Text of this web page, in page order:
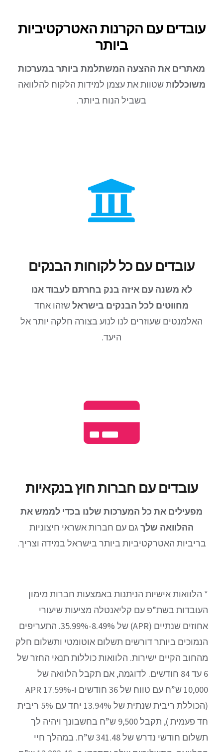
עובדים עם הקרנות האטרקטיביות
ביותר
מאתרים את ההצעה המשתלמת ביותר במערכות
משוכללות שטוות את עצמן למידות הלקוח להלוואה
בשביל הנוח ביותר.
עובדים עם כל לקוחות הבנקים
לא משנה עם איזה בנק בחרתם לעבוד אנו
מחווטים לכל הבנקים בישראלשזהו אחד
האלמנטים שעוזרים לנו לנוע בצורה חלקה יותר אל
היעד.
עובדים עם חברות חוץ בנקאיות
מפעילים את כל המערכות שלנו בכדי לממש את
ההלוואה שלך גם עם חברות אשראי חיצוניות
בריביות האטרקטיביות ביותר בישראל במידה וצריך.
* הלוואות אישיות הניתנות באמצעות חברות מימון
העובדות בשת”פ עם קליאנטלה מציעות שיעורי
אחוזים שנתיים (APR) של 8.49%-35.99%. התעריפים
הנמוכים ביותר דורשים תשלום אוטומטי ותשלום חלק
מהחוב הקיים ישירות. הלוואות כוללות תנאי החזר של
6 עד 84 חודשים. לדוגמה, אם תקבל הלוואה של
10,000 ש”ח עם טווח של 36 חודשים ו-17.59% APR
(הכוללת ריבית שנתית של 13.94% יחד עם 5% ריבית
חד פעמית ), תקבל 9,500 ש”ח בחשבונך ויהיה לך
תשלום חודשי נדרש של 341.48 ש”ח. במהלך חיי